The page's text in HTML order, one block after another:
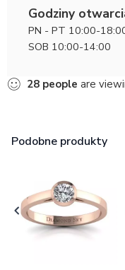
Godziny
PN - PT 10:00-
SOB 10:00-14:00
28 people are
Podobne produkty